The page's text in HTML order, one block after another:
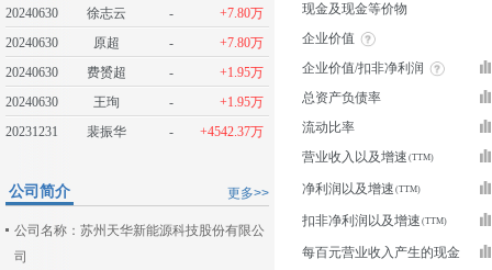
20240630
徐志云 -
+7.80万
20240630
原超 -
+7.80万
20240630
费赟超 -
+1.95万
20240630
王珣 -
+1.95万
20231231
裴振华 - +4542.37万
更多>>
公司简介
公司名称：苏州天华新能源科技股份有限公
司
现金及现金等价物
企业价值
企业价值/扣非净利润
总资产负债率
流动比率
营业收入以及增速
净利润以及增速
扣非净利润以及增速
每百元营业收入产生的现金